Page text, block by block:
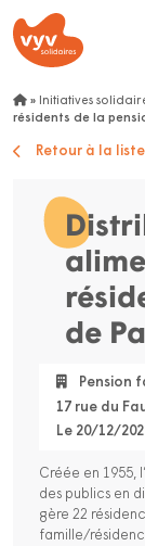
» Initiatives
résidents de la
Retour à la liste
de
Pension
17 rue du
Le 20/12/
Créée en 1955,
des publics en
gère 22
famille/